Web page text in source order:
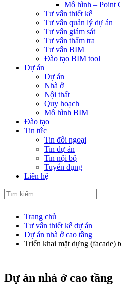
Mô hình – Point
Tư vấn thiết kế
Tư vấn quản lý dự án
Tư vấn giám sát
Tư vấn thẩm tra
Tư vấn BIM
Đào tạo BIM tool
Dự án
Dự án
Nhà ở
Nội thất
Quy hoạch
Mô hình BIM
Đào tạo
Tin tức
Tin đối ngoại
Tin dự án
Tin nội bộ
Tuyển dụng
Liên hệ
Trang chủ
Tư vấn thiết kế dự án
Dự án nhà ở cao tầng
Triển khai mặt dựng (facade)
Dự án nhà ở cao tầng